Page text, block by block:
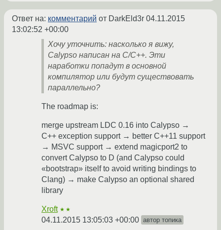
Ответ на: комментарий от DarkEld3r 04.11.2015
13:02:52 +00:00
Хочу уточнить: насколько я вижу,
Calypso написан на С/С++. Эти
наработки попадут в основной
компилятор или будут существовать
параллельно?
The roadmap is:
merge upstream LDC 0.16 into Calypso →
C++ exception support → better C++11 support
→ MSVC support → extend magicport2 to
convert Calypso to D (and Calypso could
«bootstrap» itself to avoid writing bindings to
Clang) → make Calypso an optional shared
library
Xroft ★★
04.11.2015 13:05:03 +00:00 автор топика